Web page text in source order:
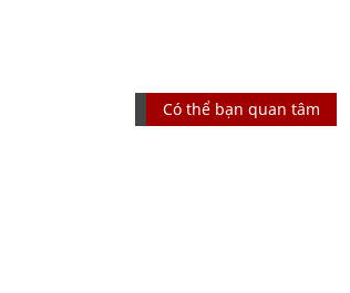
Có thể bạn quan tâm